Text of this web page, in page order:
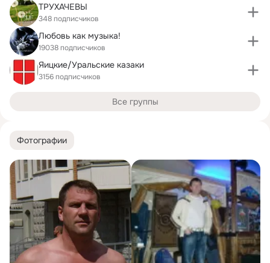
Фотографии
ТРУХАЧЕВЫ
348 подписчиков
Любовь как музыка!
19038 подписчиков
Яицкие/Уральские казаки
3156 подписчиков
Все группы